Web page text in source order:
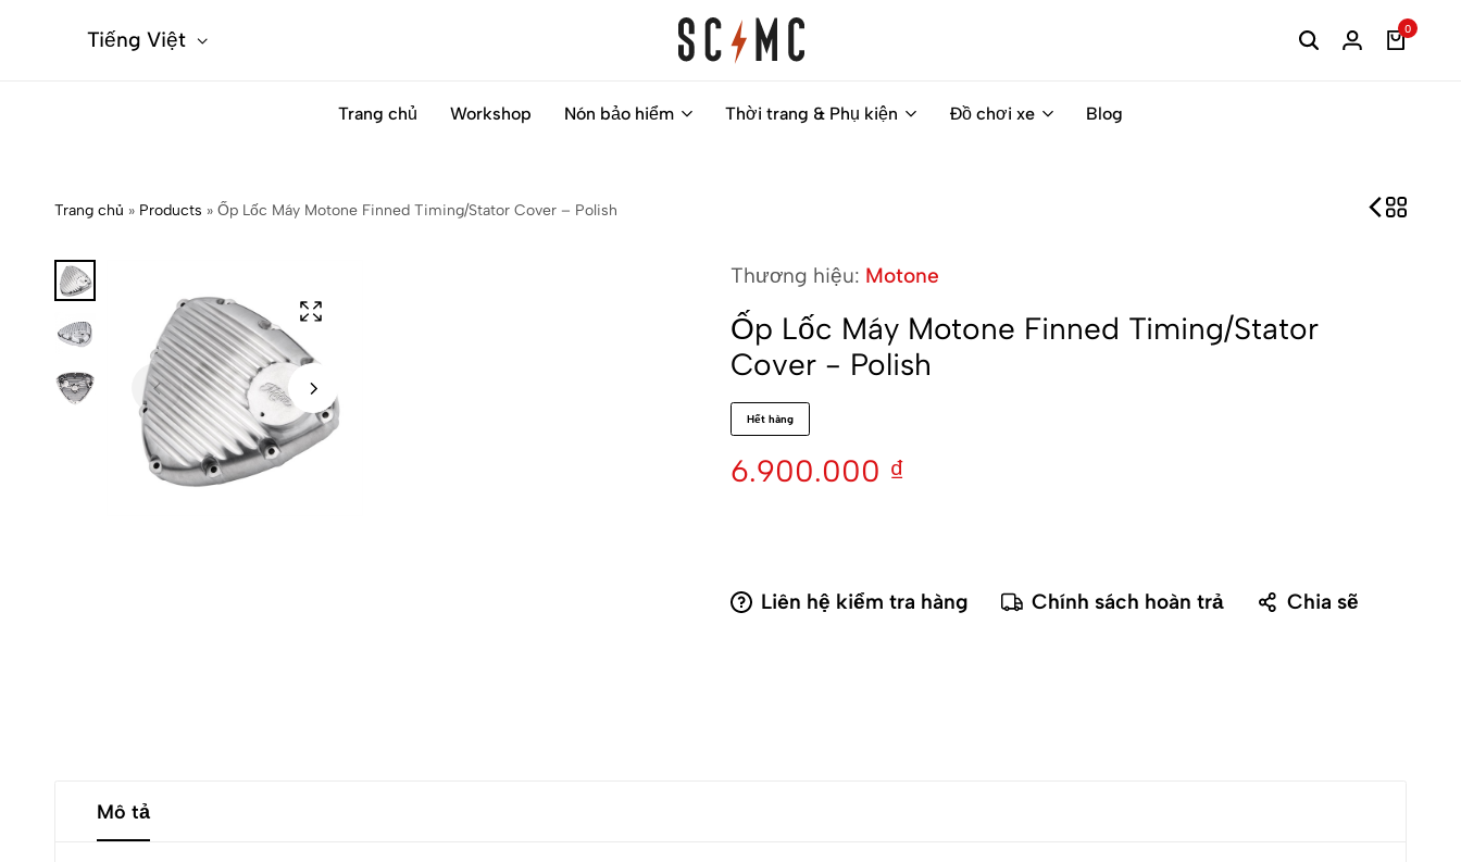
Tiếng Việt
Classic
you
motorbike
0
Trang chủ Workshop Nón bảo hiểm Thời trang & Phụ kiện Đồ chơi xe Blog
Trang chủ » Products » Ốp Lốc Máy Motone Finned Timing/Stator Cover – Polish
Thương hiệu: Motone
Ốp Lốc Máy Motone Finned Timing/Stator
Cover - Polish
Hết hàng
6.900.000 ₫
Liên hệ kiểm tra hàng Chính sách hoàn trả Chia sẽ
Mô tả